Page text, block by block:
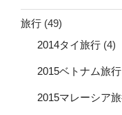
旅行 (49)
2014タイ旅行 (4)
2015ベトナム旅行
2015マレーシア